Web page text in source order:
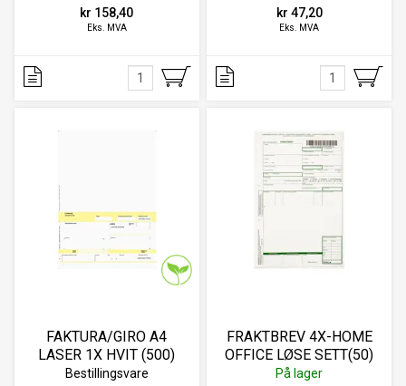
kr 158,40
Eks. MVA
kr 47,20
Eks. MVA
FAKTURA/GIRO A4
LASER 1X HVIT (500)
Bestillingsvare
FRAKTBREV 4X-HOME
OFFICE LØSE SETT(50)
På lager